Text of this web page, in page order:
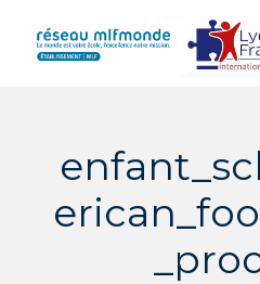
content